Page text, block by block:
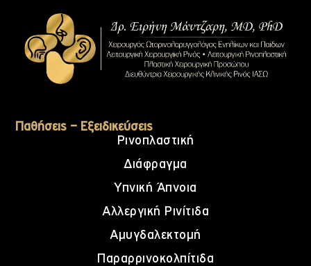
Παθήσεις – Εξειδικεύσεις
Ρινοπλαστική
Διάφραγμα
Υπνική Άπνοια
Αλλεργική Ρινίτιδα
Αμυγδαλεκτομή
Παραρρινοκολπίτιδα